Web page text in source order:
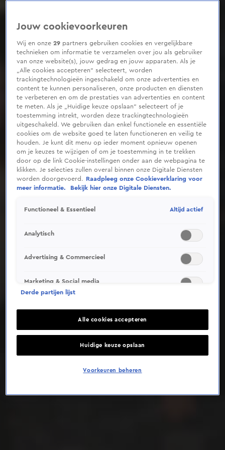
Deze video is niet beschikbaar op je huidige locatie
Jouw cookievoorkeuren
Wij en onze29 partners gebruiken cookies en vergelijkbare
technieken om informatie te verzamelen over jou als gebruiker
van onze website(s), jouw gedrag en jouw apparaten. Als je
„Alle cookies accepteren” selecteert, worden
trackingtechnologieën ingeschakeld om onze advertenties en
content te kunnen personaliseren, onze producten en diensten
te verbeteren en om de prestaties van advertenties en content
te meten. Als je „Huidige keuze opslaan” selecteert of je
toestemming intrekt, worden deze trackingtechnologieën
uitgeschakeld. We gebruiken dan enkel functionele en essentiële
cookies om de website goed te laten functioneren en veilig te
houden. Je kunt dit menu op ieder moment opnieuw openen
om je keuzes te wijzigen of om je toestemming in te trekken
door op de link Cookie-instellingen onder aan de webpagina te
klikken. Je selecties zullen overal binnen onze Digitale Diensten
worden doorgevoerd.
Raadpleeg onze Cookieverklaring voor
meer informatie.
Bekijk hier onze Digitale Diensten.
Functioneel & Essentieel Altijd actief
Analytisch
Advertising & Commercieel
Marketing & Social media
Derde partijen lijst
Alle cookies accepteren
Huidige keuze opslaan
Voorkeuren beheren